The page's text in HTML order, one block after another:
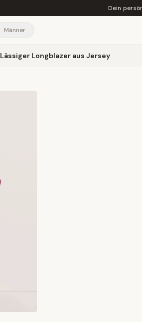
Dein
Männer
Lässiger Longblazer aus Jersey